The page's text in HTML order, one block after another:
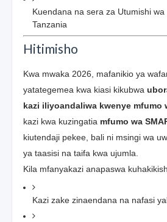
Kuendana na sera za Utumishi wa
Tanzania
Hitimisho
Kwa mwaka 2026, mafanikio ya
yatategemea kwa kiasi kikubwa
kazi iliyoandaliwa kwenye mfumo
kazi kwa kuzingatia mfumo wa
kiutendaji pekee, bali ni msingi wa
ya taasisi na taifa kwa ujumla.
Kila mfanyakazi anapaswa
Kazi zake zinaendana na nafasi